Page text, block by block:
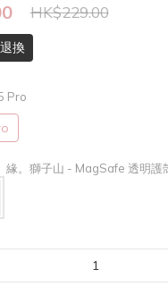
HK$229.00
換
Pro
緣。獅子山 - MagSafe 透明護